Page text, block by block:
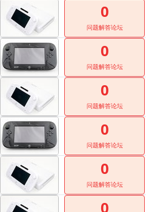
0
问题解答论坛
0
问题解答论坛
0
问题解答论坛
0
问题解答论坛
0
问题解答论坛
0